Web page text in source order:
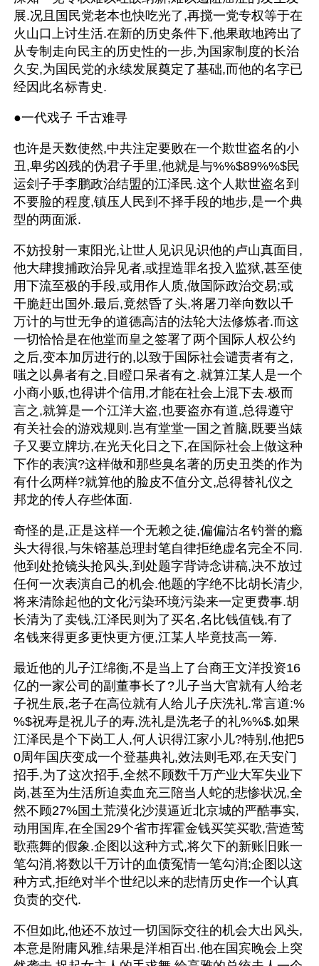
展.况且国民党老本也快吃光了,再搅一党专权等于在
火山口上讨生活.在新的历史条件下,他果敢地跨出了
从专制走向民主的历史性的一步,为国家制度的长治
久安,为国民党的永续发展奠定了基础,而他的名字已
经因此名标青史.
●一代戏子 千古难寻
也许是天数使然,中共注定要败在一个欺世盗名的小
丑,卑劣凶残的伪君子手里,他就是与%%$89%%$民
运刽子手李鹏政治结盟的江泽民.这个人欺世盗名到
不要脸的程度,镇压人民到不择手段的地步,是一个典
型的两面派.
不妨投射一束阳光,让世人见识见识他的卢山真面目,
他大肆搜捕政治异见者,或捏造罪名投入监狱,甚至使
用下流至极的手段,或用作人质,做国际政治交易;或
干脆赶出国外.最后,竟然昏了头,将屠刀举向数以千
万计的与世无争的道德高洁的法轮大法修炼者.而这
一切恰恰是在他堂而皇之签署了两个国际人权公约
之后,变本加厉进行的,以致于国际社会谴责者有之,
嗤之以鼻者有之,目瞪口呆者有之.就算江某人是一个
小商小贩,也得讲个信用,才能在社会上混下去.极而
言之,就算是一个江洋大盗,也要盗亦有道,总得遵守
有关社会的游戏规则.岂有堂堂一国之首脑,既要当婊
子又要立牌坊,在光天化日之下,在国际社会上做这种
下作的表演?这样做和那些臭名著的历史丑类的作为
有什么两样?就算他的脸皮不值分文,总得替礼仪之
邦龙的传人存些体面.
奇怪的是,正是这样一个无赖之徒,偏偏沽名钓誉的瘾
头大得很,与朱镕基总理封笔自律拒绝虚名完全不同.
他到处抢镜头抢风头,到处题字背诗念讲稿,决不放过
任何一次表演自己的机会.他题的字绝不比胡长清少,
将来清除起他的文化污染环境污染来一定更费事.胡
长清为了卖钱,江泽民则为了买名,名比钱值钱,有了
名钱来得更多更快更方便,江某人毕竟技高一筹.
最近他的儿子江绵衡,不是当上了台商王文洋投资16
亿的一家公司的副董事长了?儿子当大官就有人给老
子祝生辰,老子在高位就有人给儿子庆洗礼.常言道:%
%$祝寿是祝儿子的寿,洗礼是洗老子的礼%%$.如果
江泽民是个下岗工人,何人识得江家小儿?特别,他把5
0周年国庆变成一个登基典礼,效法则毛邓,在天安门
招手,为了这次招手,全然不顾数千万产业大军失业下
岗,甚至为生活所迫卖血充三陪当人蛇的悲惨状况,全
然不顾27%国土荒漠化沙漠逼近北京城的严酷事实,
动用国库,在全国29个省市挥霍金钱买笑买歌,营造莺
歌燕舞的假象.企图以这种方式,将欠下的新账旧账一
笔勾消,将数以千万计的血债冤情一笔勾消;企图以这
种方式,拒绝对半个世纪以来的悲情历史作一个认真
负责的交代.
不但如此,他还不放过一切国际交往的机会大出风头,
本意是附庸风雅,结果是洋相百出.他在国宾晚会上突